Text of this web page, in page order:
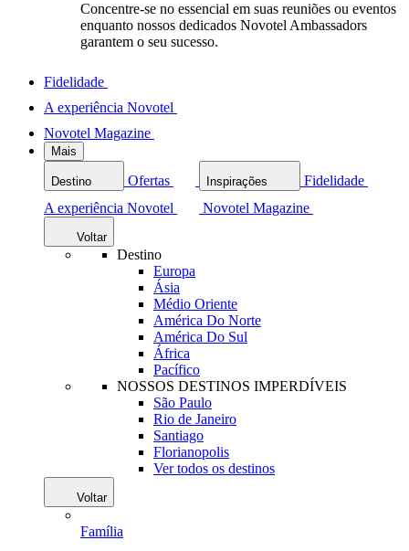
Concentre-se no essencial em suas reuniões ou eventos
enquanto nossos dedicados Novotel Ambassadors
garantem o seu sucesso.
Fidelidade
A experiência Novotel
Novotel Magazine
Mais
Destino Ofertas Inspirações
Fidelidade
A experiência Novotel
Novotel Magazine
Voltar
Destino
Europa
Ásia
Médio Oriente
América Do Norte
América Do Sul
África
Pacífico
NOSSOS DESTINOS IMPERDÍVEIS
São Paulo
Rio de Janeiro
Santiago
Florianopolis
Ver todos os destinos
Voltar
Família